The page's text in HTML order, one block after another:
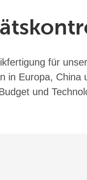
für
in Europa, China
und